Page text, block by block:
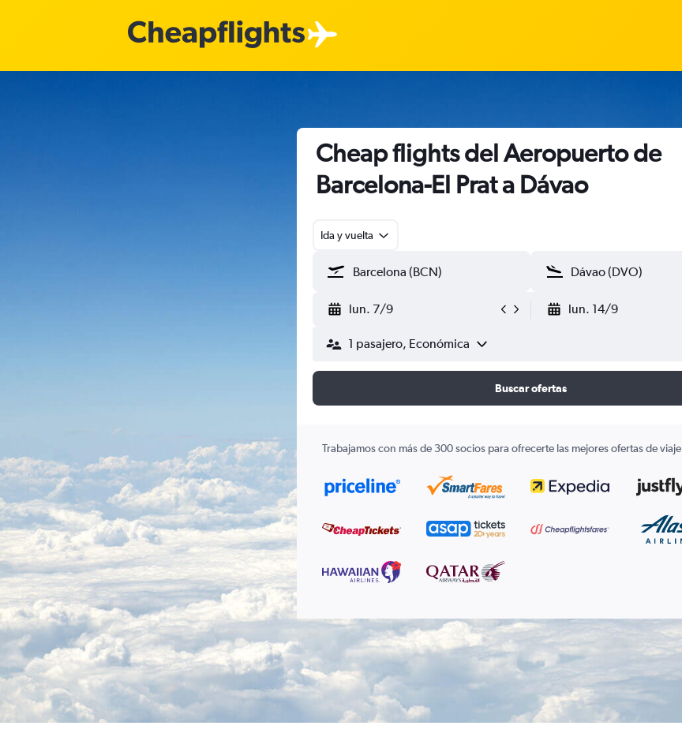
Cheap flights del Aeropuerto de
Barcelona-El Prat a Dávao
Ida y vuelta
lun. 7/9 lun. 14/9
1 pasajero, Económica
Buscar ofertas
Trabajamos con más de 300 socios para ofrecerte las mejores ofertas de viaje